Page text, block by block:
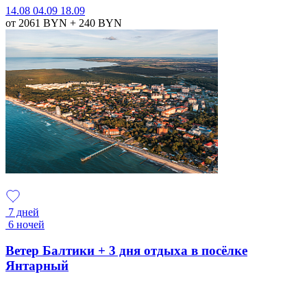
14.08 04.09 18.09
от 2061 BYN + 240 BYN
7 дней
6 ночей
Ветер Балтики + 3 дня отдыха в посёлке
Янтарный